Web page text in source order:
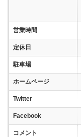
営業時間
定休日
駐車場
ホームページ
Twitter
Facebook
コメント